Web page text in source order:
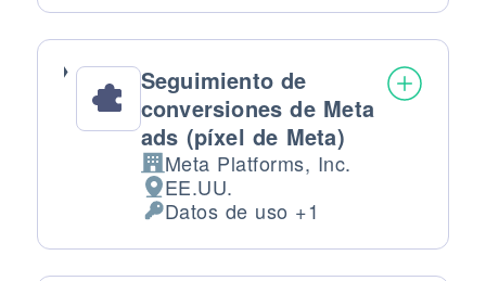
Seguimiento de
conversiones de Meta
ads (píxel de Meta)
Empresa:
Meta Platforms, Inc.
Lugar de tratamiento:
EE.UU.
Datos Personales tratados:
Datos de uso +1